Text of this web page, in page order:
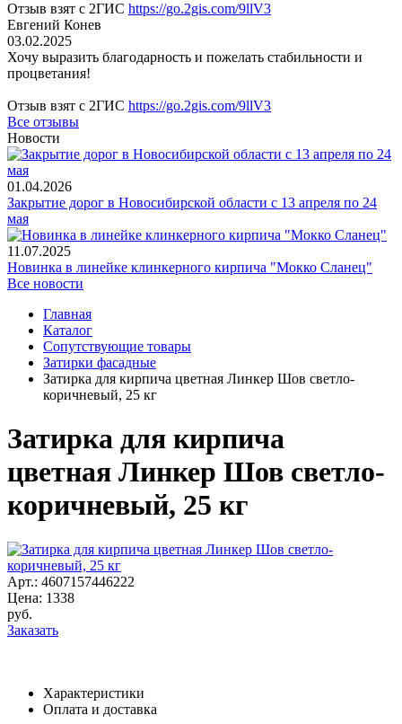
Отзыв взят с 2ГИС https://go.2gis.com/9llV3
Евгений Конев
03.02.2025
Хочу выразить благодарность и пожелать стабильности и
процветания!
Отзыв взят с 2ГИС https://go.2gis.com/9llV3
Все отзывы
Новости
01.04.2026
Закрытие дорог в Новосибирской области с 13 апреля по 24
мая
11.07.2025
Новинка в линейке клинкерного кирпича "Мокко Сланец"
Все новости
Главная
Каталог
Сопутствующие товары
Затирки фасадные
Затирка для кирпича цветная Линкер Шов светло-
коричневый, 25 кг
Затирка для кирпича
цветная Линкер Шов светло-
коричневый, 25 кг
Арт.: 4607157446222
Цена: 1338
руб.
Заказать
Характеристики
Оплата и доставка